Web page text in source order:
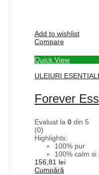
Add to wishlist
Compare
Quick View
ULEIURI
Forever
Evaluat la 0 din 5
(0)
Highlights:
100% pur
100% calm si
156,81 lei
Cumpără